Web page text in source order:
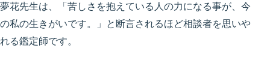
夢花先生は、「苦しさを抱えている人の力になる事が、今
の私の生きがいです。」と断言されるほど相談者を思いや
れる鑑定師です。